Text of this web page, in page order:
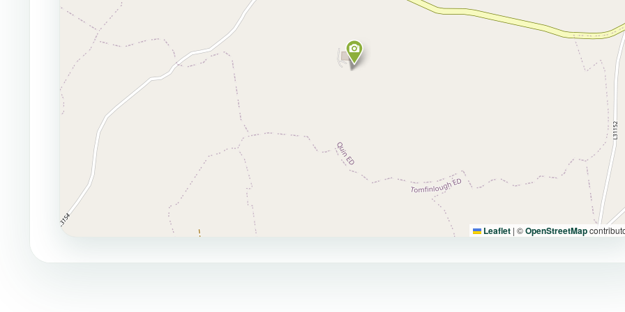
Leaflet | ©OpenStreetMap